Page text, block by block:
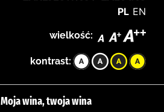
PL EN
wielkość:
kontrast:
Moja wina, twoja wina